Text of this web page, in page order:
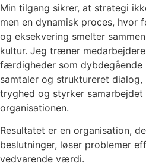
Min tilgang sikrer, at strategi
men en dynamisk proces, hvor
og eksekvering smelter
kultur. Jeg træner
færdigheder som dybdegående
samtaler og struktureret
tryghed og styrker
organisationen.
Resultatet er en organisation,
beslutninger, løser problemer
vedvarende værdi.